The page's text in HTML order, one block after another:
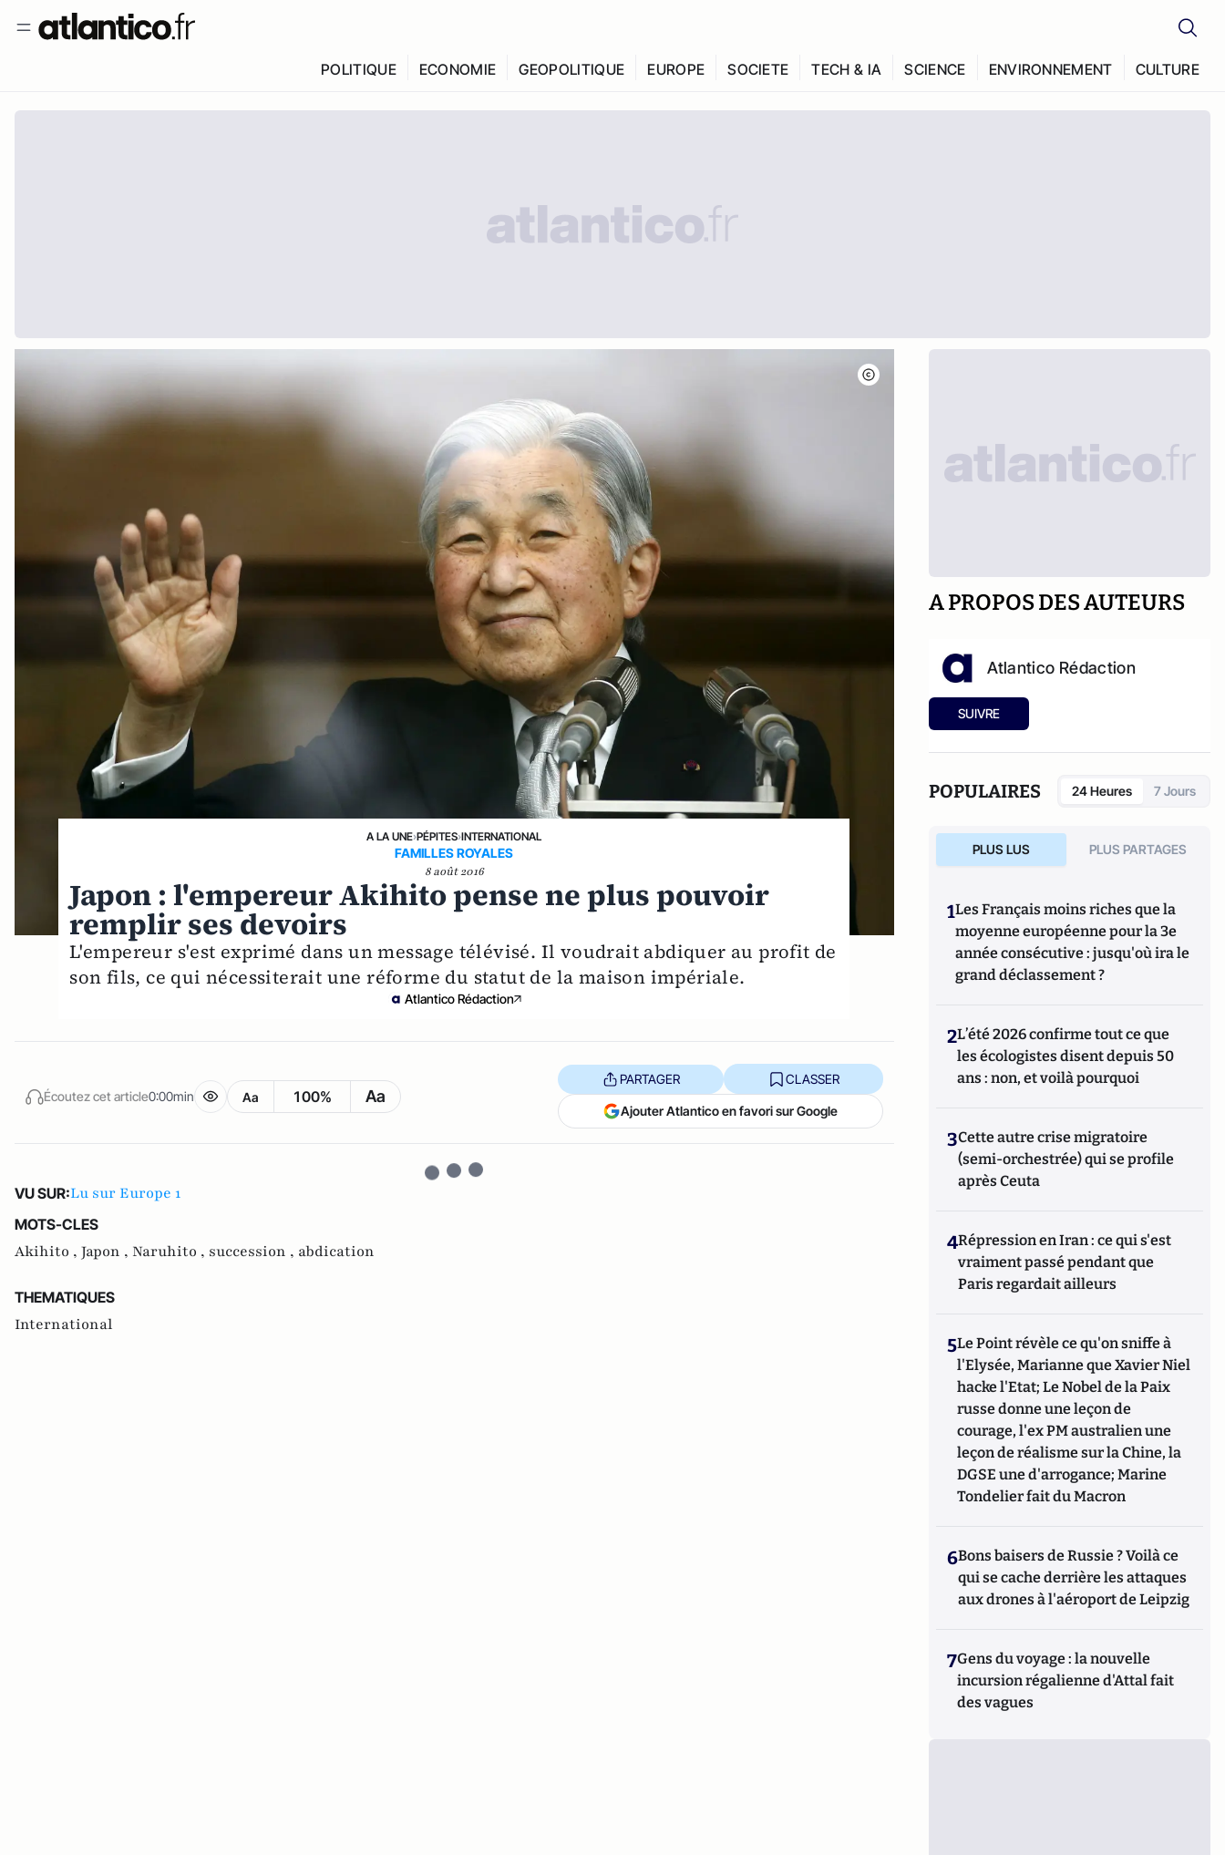
POLITIQUE ECONOMIE GEOPOLITIQUE EUROPE SOCIETE TECH & IA SCIENCE ENVIRONNEMENT CULTURE
A LA UNE›PÉPITES›INTERNATIONAL
FAMILLES ROYALES
8 août 2016
Japon : l'empereur Akihito pense ne plus pouvoir
remplir ses devoirs
L'empereur s'est exprimé dans un message télévisé. Il voudrait abdiquer au profit de
son fils, ce qui nécessiterait une réforme du statut de la maison impériale.
Atlantico Rédaction
Écoutez cet article0:00min Aa 100% Aa
PARTAGER CLASSER
Ajouter Atlantico en favori sur Google
VU SUR:Lu sur Europe 1
MOTS-CLES
Akihito , Japon , Naruhito , succession , abdication
THEMATIQUES
International
A PROPOS DES AUTEURS
Atlantico Rédaction
SUIVRE
POPULAIRES 24 Heures 7 Jours
PLUS LUS PLUS PARTAGES
1Les Français moins riches que la
moyenne européenne pour la 3e
année consécutive : jusqu'où ira le
grand déclassement ?
2L’été 2026 confirme tout ce que
les écologistes disent depuis 50
ans : non, et voilà pourquoi
3Cette autre crise migratoire
(semi-orchestrée) qui se profile
après Ceuta
4Répression en Iran : ce qui s'est
vraiment passé pendant que
Paris regardait ailleurs
5Le Point révèle ce qu'on sniffe à
l'Elysée, Marianne que Xavier Niel
hacke l'Etat; Le Nobel de la Paix
russe donne une leçon de
courage, l'ex PM australien une
leçon de réalisme sur la Chine, la
DGSE une d'arrogance; Marine
Tondelier fait du Macron
6Bons baisers de Russie ? Voilà ce
qui se cache derrière les attaques
aux drones à l'aéroport de Leipzig
7Gens du voyage : la nouvelle
incursion régalienne d'Attal fait
des vagues